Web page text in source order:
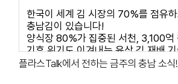
플라스Talk에서 전하는 금주의 충남 소식!